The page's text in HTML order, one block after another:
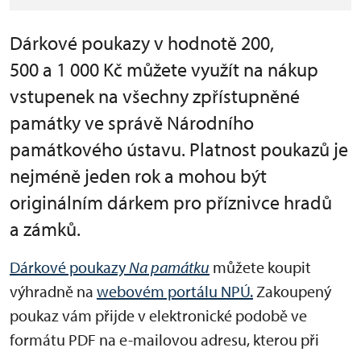
Dárkové poukazy v hodnotě 200,
500 a 1 000 Kč můžete využít na nákup
vstupenek na všechny zpřístupněné
památky ve správě Národního
památkového ústavu. Platnost poukazů je
nejméně jeden rok a mohou být
originálním dárkem pro příznivce hradů
a zámků.
Dárkové poukazyNa památku můžete koupit
výhradně na webovém portálu NPÚ. Zakoupený
poukaz vám přijde v elektronické podobě ve
formátu PDF na e-mailovou adresu, kterou při